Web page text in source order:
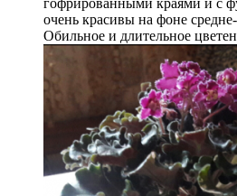
гофрированными краями и с
очень красивы на фоне
Обильное и длительное